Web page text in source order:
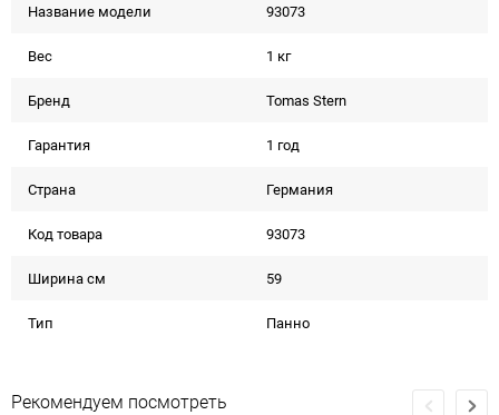
Название модели 93073
Вес 1 кг
Бренд Tomas Stern
Гарантия 1 год
Страна Германия
Код товара 93073
Ширина см 59
Тип Панно
Рекомендуем посмотреть